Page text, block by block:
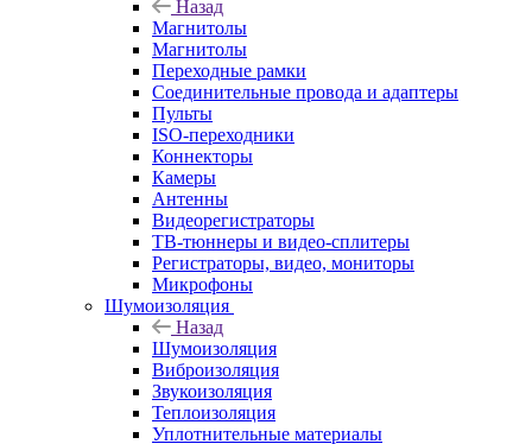
Назад
Магнитолы
Магнитолы
Переходные рамки
Соединительные провода и адаптеры
Пульты
ISO-переходники
Коннекторы
Камеры
Антенны
Видеорегистраторы
ТВ-тюннеры и видео-сплитеры
Регистраторы, видео, мониторы
Микрофоны
Шумоизоляция
Назад
Шумоизоляция
Виброизоляция
Звукоизоляция
Теплоизоляция
Уплотнительные материалы